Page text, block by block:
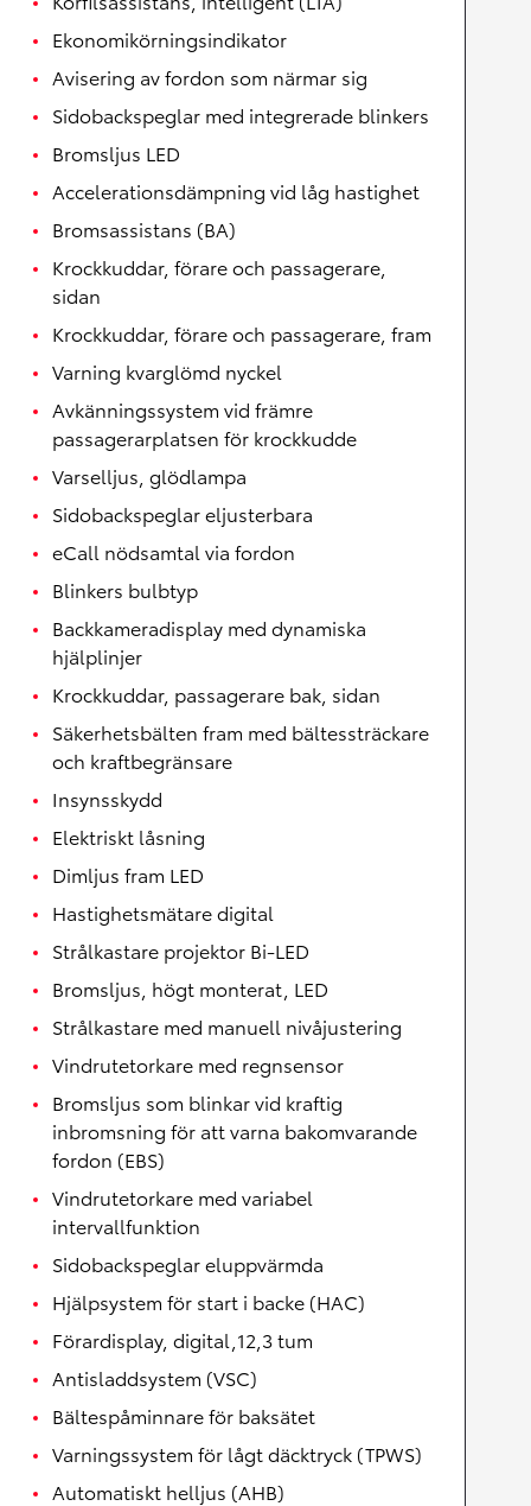
Ekonomikörningsindikator
Avisering av fordon som närmar sig
Sidobackspeglar med integrerade blinkers
Bromsljus LED
Accelerationsdämpning vid låg hastighet
Bromsassistans (BA)
Krockkuddar, förare och passagerare,
sidan
Krockkuddar, förare och passagerare, fram
Varning kvarglömd nyckel
Avkänningssystem vid främre
passagerarplatsen för krockkudde
Varselljus, glödlampa
Sidobackspeglar eljusterbara
eCall nödsamtal via fordon
Blinkers bulbtyp
Backkameradisplay med dynamiska
hjälplinjer
Krockkuddar, passagerare bak, sidan
Säkerhetsbälten fram med bältessträckare
och kraftbegränsare
Insynsskydd
Elektriskt låsning
Dimljus fram LED
Hastighetsmätare digital
Strålkastare projektor Bi-LED
Bromsljus, högt monterat, LED
Strålkastare med manuell nivåjustering
Vindrutetorkare med regnsensor
Bromsljus som blinkar vid kraftig
inbromsning för att varna bakomvarande
fordon (EBS)
Vindrutetorkare med variabel
intervallfunktion
Sidobackspeglar eluppvärmda
Hjälpsystem för start i backe (HAC)
Förardisplay, digital,12,3 tum
Antisladdsystem (VSC)
Bältespåminnare för baksätet
Varningssystem för lågt däcktryck (TPWS)
Automatiskt helljus (AHB)